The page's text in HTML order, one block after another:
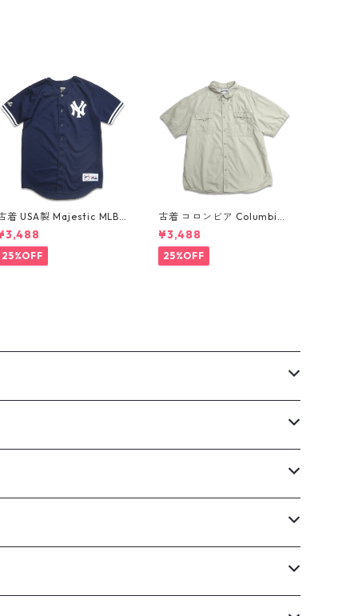
着 USA製 Majestic MLB
ューヨーク・ヤンキース
デレク ジーター ベースボー
ルシャツ ネイビー 表記：XL
w60805
25%OFF
古着 コロンビア Columbia
フィッシング 半袖シャツ グ
レー ミントグレー 表記：XX
L gd410361n w60802
¥3,488
25%OFF